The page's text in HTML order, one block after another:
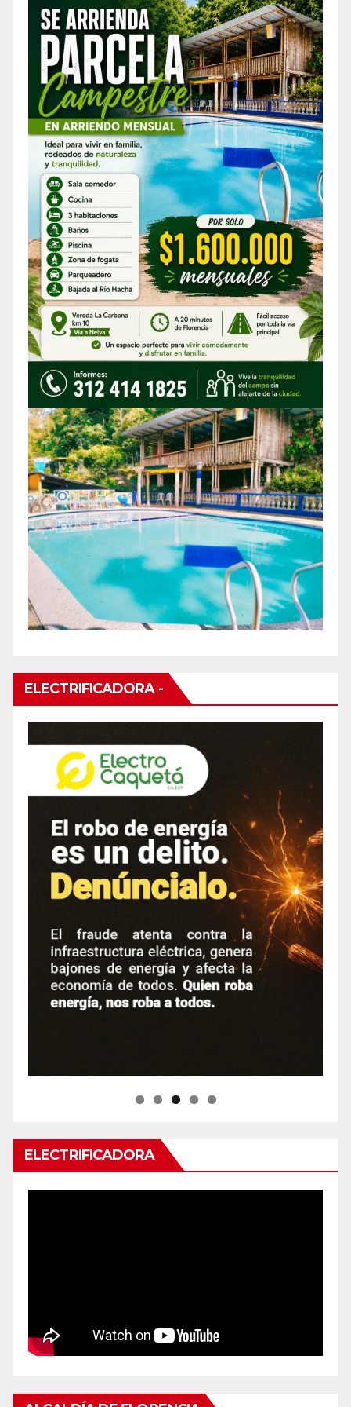
ELECTRIFICADORA -
ELECTRIFICADORA